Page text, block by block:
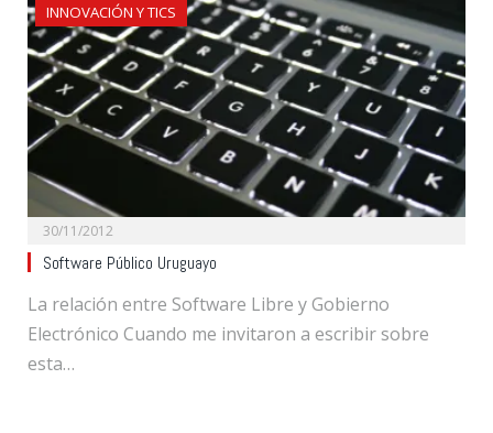
INNOVACIÓN Y TICS
30/11/2012
Software Público Uruguayo
La relación entre Software Libre y Gobierno
Electrónico Cuando me invitaron a escribir sobre
esta…